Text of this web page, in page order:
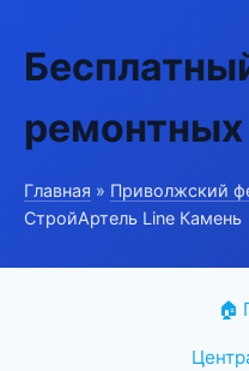
ремонтных
Главная » Приволжский
СтройАртель Line Камень
🏠